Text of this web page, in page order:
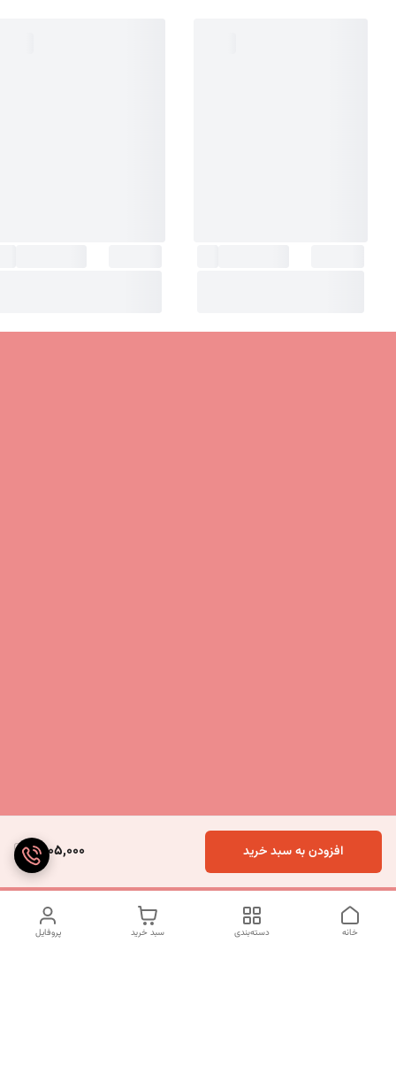
2,105,000 افزودن به سبد خرید
پروفایل سبد خرید دسته‌بندی خانه